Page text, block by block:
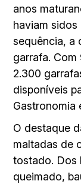
anos
haviam sidos
sequência, a
garrafa. Com
2.300
disponíveis
Gastronomia
O destaque
maltadas de
tostado. Dos
queimado,